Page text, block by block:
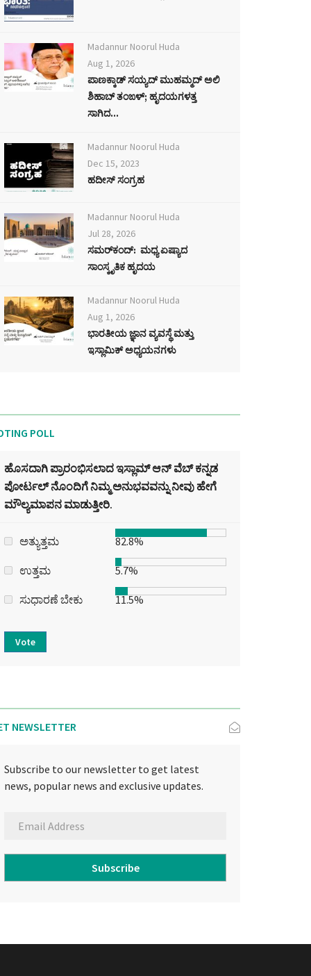
Madannur Noorul Huda
Aug 1, 2026
ಪಾಣಕ್ಕಾಡ್ ಸಯ್ಯದ್ ಮುಹಮ್ಮದ್ ಅಲಿ
ಶಿಹಾಬ್ ತಂಙಳ್; ಹೃದಯಗಳತ್ತ
ಸಾಗಿದ...
Madannur Noorul Huda
Dec 15, 2023
ಹದೀಸ್ ಸಂಗ್ರಹ
Madannur Noorul Huda
Jul 28, 2026
ಸಮರ್‌ಕಂದ್: ಮಧ್ಯ ಏಷ್ಯಾದ
ಸಾಂಸ್ಕೃತಿಕ ಹೃದಯ
Madannur Noorul Huda
Aug 1, 2026
ಭಾರತೀಯ ಜ್ಞಾನ ವ್ಯವಸ್ಥೆ ಮತ್ತು
ಇಸ್ಲಾಮಿಕ್ ಅಧ್ಯಯನಗಳು
POLL
ಹೊಸದಾಗಿ ಪ್ರಾರಂಭಿಸಲಾದ ಇಸ್ಲಾಮ್ ಆನ್ ವೆಬ್ ಕನ್ನಡ
ಪೋರ್ಟಲ್‌ ನೊಂದಿಗೆ ನಿಮ್ಮ ಅನುಭವವನ್ನು ನೀವು ಹೇಗೆ
ಮೌಲ್ಯಮಾಪನ ಮಾಡುತ್ತೀರಿ.
ಅತ್ಯುತ್ತಮ 82.8%
ಉತ್ತಮ 5.7%
ಸುಧಾರಣೆ ಬೇಕು 11.5%
Vote
NEWSLETTER
Subscribe to our newsletter to get latest
news, popular news and exclusive updates.
Subscribe